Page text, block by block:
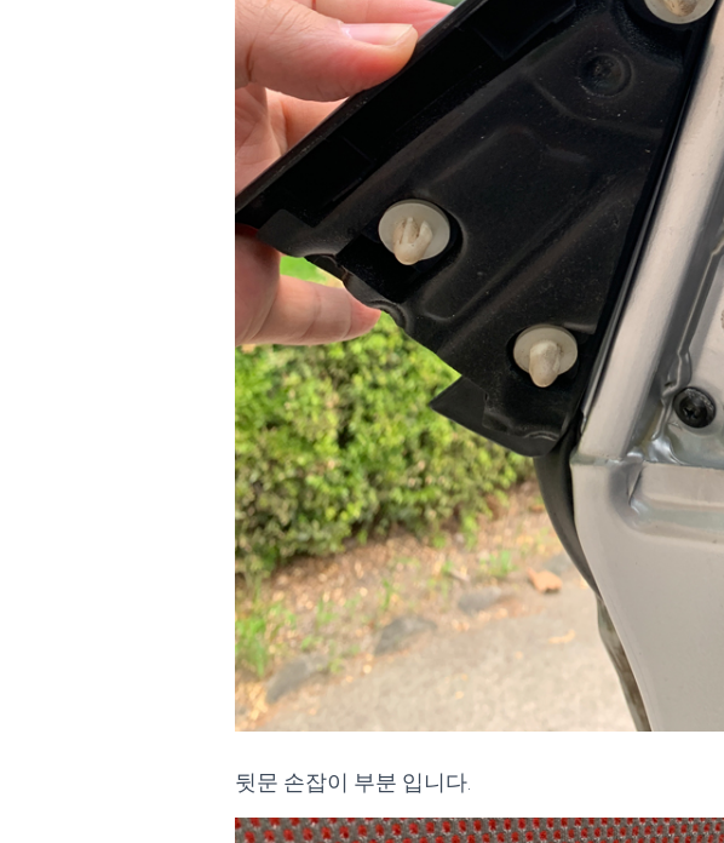
뒷문 손잡이 부분 입니다.